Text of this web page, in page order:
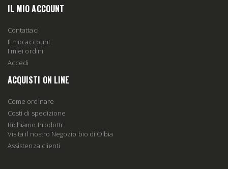
IL MIO ACCOUNT
Contattaci
Il mio account
I miei ordini
Accedi
ACQUISTI ON LINE
Come ordinare
Costi di spedizione
Richiamo Prodotti
Visita il nostro Negozio bio di Olbia
Assistenza clienti